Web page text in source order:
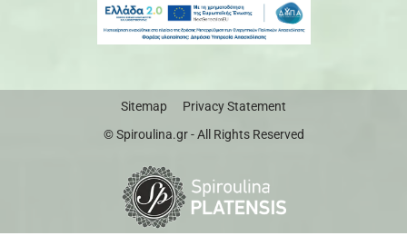
Sitemap
Privacy Statement
© Spiroulina.gr - All Rights Reserved